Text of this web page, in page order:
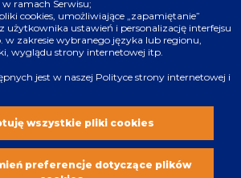
Infrastruktura
Zastrzeżenia prawne
plików cookies
prawa zastrzeżone. Copyright
2021
ramach Serwisu;
pliki cookies, umożliwiające „zapamiętanie”
użytkownika ustawień i personalizację interfejsu
w zakresie wybranego języka lub regionu,
wyglądu strony internetowej itp.
jest w naszej Polityce strony internetowej i
wszystkie pliki cookies
preferencje dotyczące plików